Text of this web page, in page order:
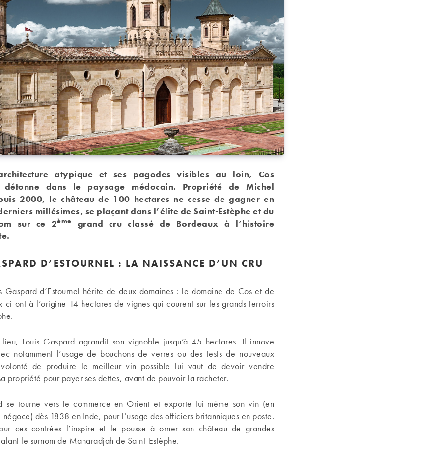
atypique et ses pagodes visibles au loin, Cos
détonne dans le paysage médocain. Propriété de Michel
2000, le château de 100 hectares ne cesse de gagner en
millésimes, se plaçant dans l’élite de Saint-Estèphe et du
sur ce 2ème
grand cru classé de Bordeaux à l’histoire
D’ESTOURNEL : LA NAISSANCE D’UN CRU
Gaspard d’Estournel hérite de deux domaines : le domaine de Cos et de
ci ont à l’origine 14 hectares de vignes qui courent sur les grands terroirs
Louis Gaspard agrandit son vignoble jusqu’à 45 hectares. Il innove
notamment l’usage de bouchons de verres ou des tests de nouveaux
de produire le meilleur vin possible lui vaut de devoir vendre
propriété pour payer ses dettes, avant de pouvoir la racheter.
se tourne vers le commerce en Orient et exporte lui-même son vin (en
dès 1838 en Inde, pour l’usage des officiers britanniques en poste.
ces contrées l’inspire et le pousse à orner son château de grandes
le surnom de Maharadjah de Saint-Estèphe.